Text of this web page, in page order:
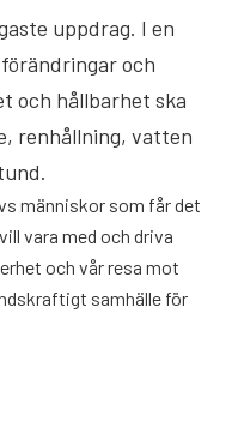
uppdrag. I en
och
och hållbarhet ska
renhållning, vatten
människor som får det
vara med och driva
och vår resa mot
samhälle för